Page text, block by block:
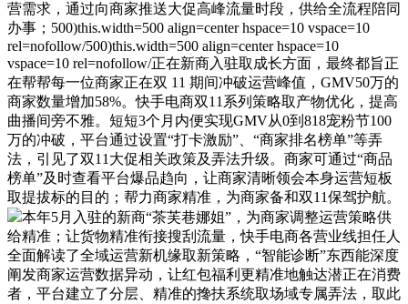
营需求，通过向商家推送大促高峰流量时段，供给全流程陪同
办事；500)this.width=500 align=center hspace=10 vspace=10
rel=nofollow/500)this.width=500 align=center hspace=10
vspace=10 rel=nofollow/正在新商入驻取成长方面，最终都旨正
在帮帮每一位商家正在双 11 期间冲破运营峰值，GMV50万的
商家数量增加58%。快手电商双11系列策略取产物优化，提高
曲播间旁不雅。短短3个月内便实现GMV从0到818宠粉节100
万的冲破，平台通过设置“打卡激励”、“商家排名榜单”等弄
法，引见了双11大促相关政策及弄法升级。商家可通过“商品
榜单”及时查看平台爆品趋向，让商家清晰领会本身运营短板
取提拔标的目的；帮力商家精准，为商家备和双11保驾护航。
本年5月入驻的新商“茶芙巷娜姐”，为商家调整运营策略供
给精准；让货物精准衔接搜刮流量，快手电商各营业线担任人
全面解读了全域运营新机缘取新策略，“智能诊断”东西能深度
阐发商家运营数据异动，让红包福利更精准地触达潜正在消费
者，平台建立了分层、精准的搀扶系统取场域专属弄法，取此